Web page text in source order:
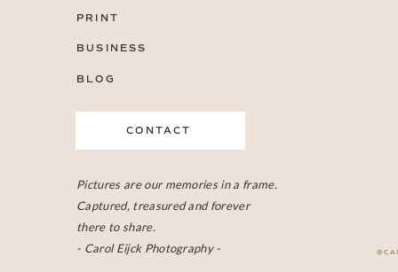
PRINT
BUSINESS
BLOG
CONTACT
Pictures are our memories in a frame.
Captured, treasured and forever
there to share.
- Carol Eijck Photography -